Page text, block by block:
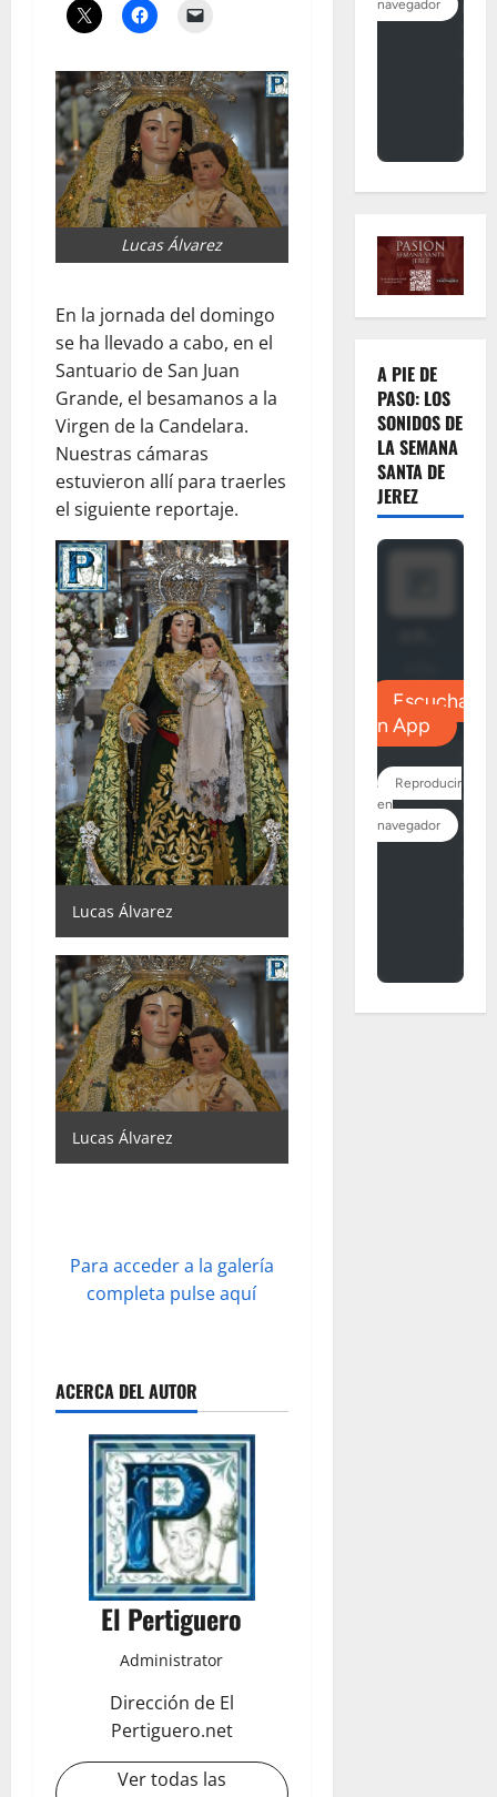
Lucas Álvarez
En la jornada del domingo
se ha llevado a cabo, en el
Santuario de San Juan
Grande, el besamanos a la
Virgen de la Candelara.
Nuestras cámaras
estuvieron allí para traerles
el siguiente reportaje.
Lucas Álvarez
Lucas Álvarez
Para acceder a la galería
completa pulse aquí
ACERCA DEL AUTOR
El Pertiguero
Administrator
Dirección de El
Pertiguero.net
Ver todas las
A PIE DE
PASO: LOS
SONIDOS DE
LA SEMANA
SANTA DE
JEREZ